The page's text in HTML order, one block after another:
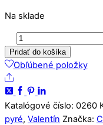
Na sklade
množstvo
Mrazené
pyré
0%
cukru
1kg
Pridať do košíka
Obľúbené položky
Share
Katalógové číslo: 0260
pyré, Valentín Značka: